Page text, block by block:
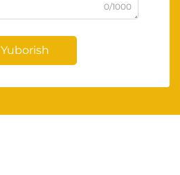
0/1000
Yuborish